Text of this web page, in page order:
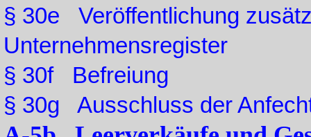
§ 30e Veröffentlichung
Unternehmensregister
§ 30f Befreiung
§ 30g Ausschluss der